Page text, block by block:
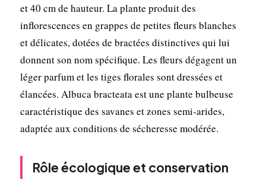
et 40 cm de hauteur. La plante produit des
inflorescences en grappes de petites fleurs blanches
et délicates, dotées de bractées distinctives qui lui
donnent son nom spécifique. Les fleurs dégagent un
léger parfum et les tiges florales sont dressées et
élancées. Albuca bracteata est une plante bulbeuse
caractéristique des savanes et zones semi-arides,
adaptée aux conditions de sécheresse modérée.
Rôle écologique et conservation